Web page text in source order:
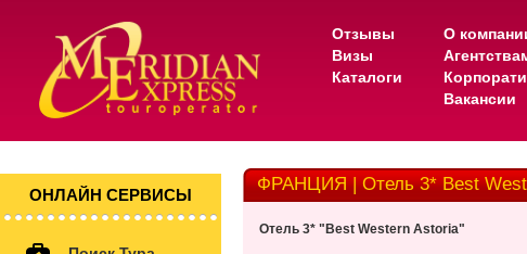
Отзывы
Визы
Каталоги
О
Вакансии
ОНЛАЙН СЕРВИСЫ
ФРАНЦИЯ | Отель 3* Best
Отель 3* "Best Western Astoria"